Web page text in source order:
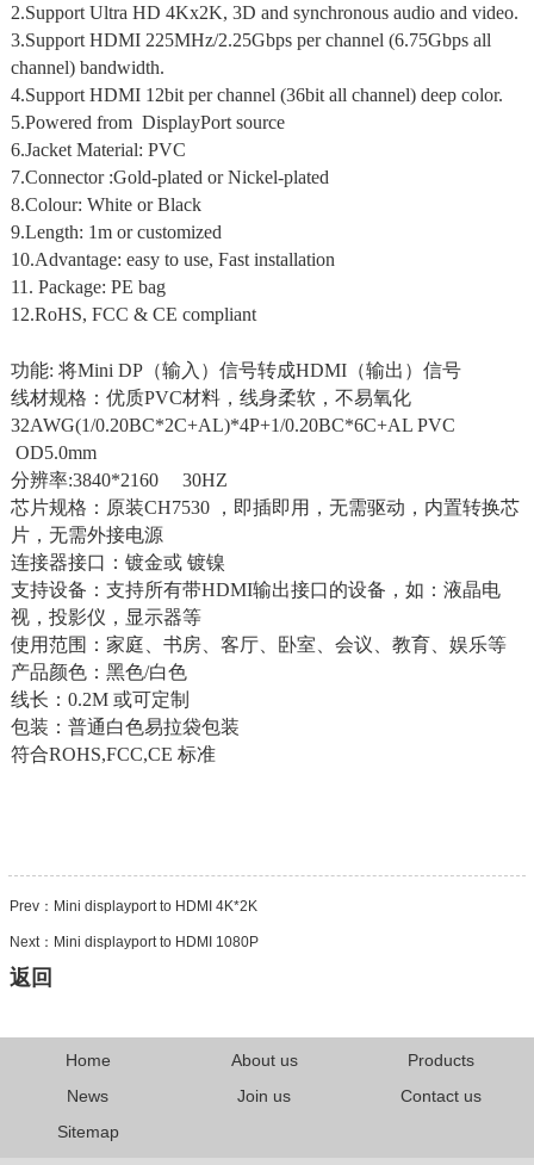
2.Support Ultra HD 4Kx2K, 3D and synchronous audio and video.
3.Support HDMI 225MHz/2.25Gbps per channel (6.75Gbps all
channel) bandwidth.
4.Support HDMI 12bit per channel (36bit all channel) deep color.
5.Powered from DisplayPort source
6.Jacket Material: PVC
7.Connector :Gold-plated or Nickel-plated
8.Colour: White or Black
9.Length: 1m or customized
10.Advantage: easy to use, Fast installation
11. Package: PE bag
12.RoHS, FCC & CE compliant
功能: 将Mini DP（输入）信号转成HDMI（输出）信号
线材规格：优质PVC材料，线身柔软，不易氧化
32AWG(1/0.20BC*2C+AL)*4P+1/0.20BC*6C+AL PVC
OD5.0mm
分辨率:3840*2160 30HZ
芯片规格：原装CH7530 ，即插即用，无需驱动，内置转换芯
片，无需外接电源
连接器接口：镀金或 镀镍
支持设备：支持所有带HDMI输出接口的设备，如：液晶电
视，投影仪，显示器等
使用范围：家庭、书房、客厅、卧室、会议、教育、娱乐等
产品颜色：黑色/白色
线长：0.2M 或可定制
包装：普通白色易拉袋包装
符合ROHS,FCC,CE 标准
Prev： Mini displayport to HDMI 4K*2K
Next： Mini displayport to HDMI 1080P
返回
Home About us
Products
News
Join us
Contact us
Sitemap